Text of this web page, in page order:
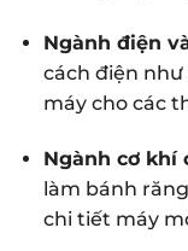
Ngành điện
cách điện như
máy cho các
Ngành cơ khí
làm bánh
chi tiết máy